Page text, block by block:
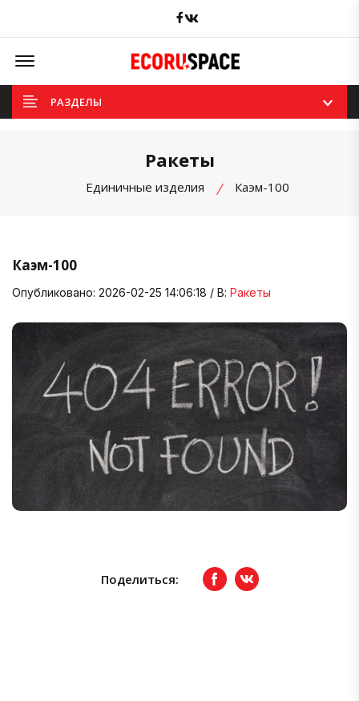
Facebook
Offcanvas Menu Open
РАЗДЕЛЫ
Ракеты
Единичные изделия Каэм-100
Каэм-100
Опубликовано: 2026-02-25 14:06:18 / В: Ракеты
Поделиться: FacebookвКонтакте